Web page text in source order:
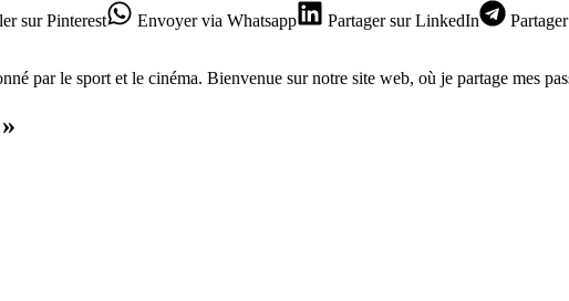
sur Pinterest Envoyervia Whatsapp Partagersur LinkedIn Partager
par le sport et le cinéma. Bienvenue sur notre site web, où je partage mes